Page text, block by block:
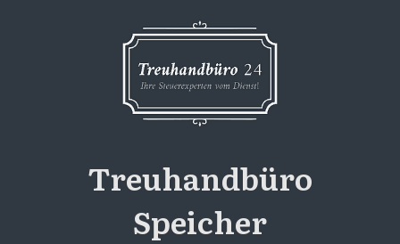
Treuhandbüro
Speicher